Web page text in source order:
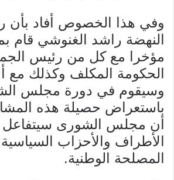
وفي هذا الخصوص أفاد بأن
النهضة راشد الغنوشي قام
مؤخرا مع كل من رئيس
الحكومة المكلف وكذلك مع
وسيقوم في دورة مجلس
باستعراض حصيلة هذه
أن مجلس الشورى سيتفاعل
الأطراف والأحزاب
المصلحة الوطنية.